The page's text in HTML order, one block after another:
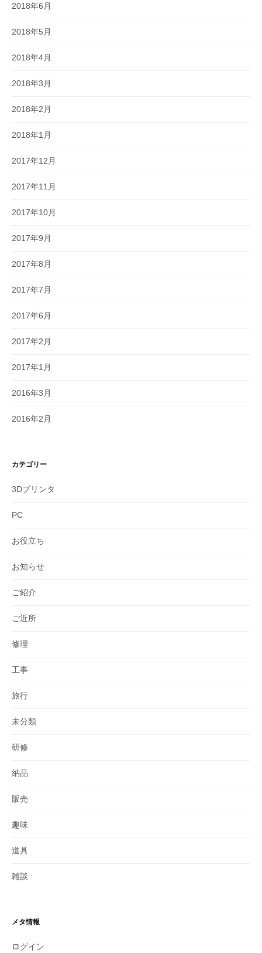
2018年6月
2018年5月
2018年4月
2018年3月
2018年2月
2018年1月
2017年12月
2017年11月
2017年10月
2017年9月
2017年8月
2017年7月
2017年6月
2017年2月
2017年1月
2016年3月
2016年2月
カテゴリー
3Dプリンタ
PC
お役立ち
お知らせ
ご紹介
ご近所
修理
工事
旅行
未分類
研修
納品
販売
趣味
道具
雑談
メタ情報
ログイン